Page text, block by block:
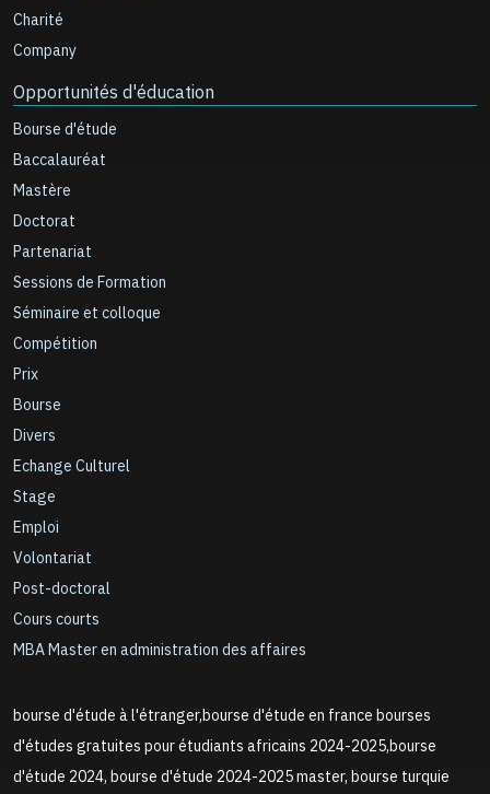
Charité
Company
Opportunités d'éducation
Bourse d'étude
Baccalauréat
Mastère
Doctorat
Partenariat
Sessions de Formation
Séminaire et colloque
Compétition
Prix
Bourse
Divers
Echange Culturel
Stage
Emploi
Volontariat
Post-doctoral
Cours courts
MBA Master en administration des affaires
bourse d'étude à l'étranger,bourse d'étude en france bourses
d'études gratuites pour étudiants africains 2024-2025,bourse
d'étude 2024, bourse d'étude 2024-2025 master, bourse turquie